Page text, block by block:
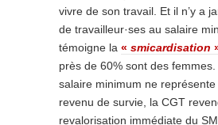
vivre de son travail. Et il n’y a
de travailleur·ses au salaire
témoigne la « smicardisation
près de 60% sont des
salaire minimum ne
revenu de survie, la CGT
revalorisation immédiate du